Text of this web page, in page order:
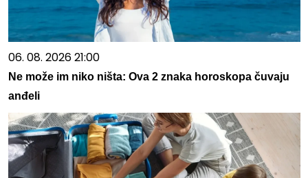
06. 08. 2026 21:00
Ne može im niko ništa: Ova 2 znaka horoskopa čuvaju
anđeli